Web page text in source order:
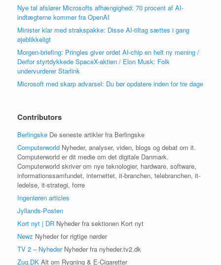
Nye tal afslører Microsofts afhængighed: 70 procent af AI-
indtægterne kommer fra OpenAI
Minister klar med strakspakke: Disse AI-tiltag sættes i gang
øjeblikkeligt
Morgen-briefing: Pringles giver ordet AI-chip en helt ny mening /
Derfor styrtdykkede SpaceX-aktien / Elon Musk: Folk
undervurderer Starlink
Microsoft med skarp advarsel: Du bør opdatere inden for tre dage
Contributors
Berlingske De seneste artikler fra Berlingske
Computerworld Nyheder, analyser, viden, blogs og debat om it.
Computerworld er dit medie om det digitale Danmark.
Computerworld skriver om nye teknologier, hardware, software,
informationssamfundet, internettet, it-branchen, telebranchen, it-
ledelse, it-strategi, forre
Ingeniøren articles
Jyllands-Posten
Kort nyt | DR Nyheder fra sektionen Kort nyt
Newz Nyheder for rigtige nørder
TV 2 – NyhederNyheder fra nyheder.tv2.dk
Zug.DK Alt om Rygning & E-Cigaretter